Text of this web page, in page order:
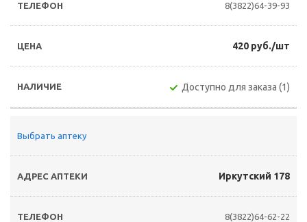
8(3822)64-39-93
420 руб./шт
Доступно для заказа (1)
Выбрать аптеку
Иркутский 178
8(3822)64-62-22